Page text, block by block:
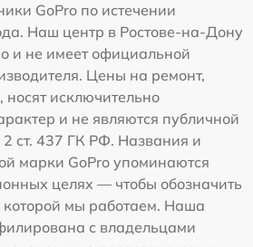
GoPro по истечении
Наш центр в Ростове-на-Дону
и не имеет официальной
Цены на ремонт,
исключительно
и не являются публичной
2 ст. 437 ГК РФ. Названия и
марки GoPro упоминаются
целях — чтобы обозначить
которой мы работаем. Наша
с владельцами